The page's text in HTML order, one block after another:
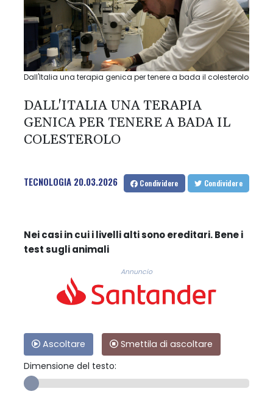
Dall'Italia una terapia genica per tenere a bada il colesterolo
DALL'ITALIA UNA TERAPIA
GENICA PER TENERE A BADA IL
COLESTEROLO
TECNOLOGIA 20.03.2026 Condividere Condividere
Nei casi in cui i livelli alti sono ereditari. Bene i
test sugli animali
Annuncio
Ascoltare
Smettila di ascoltare
Dimensione del testo: